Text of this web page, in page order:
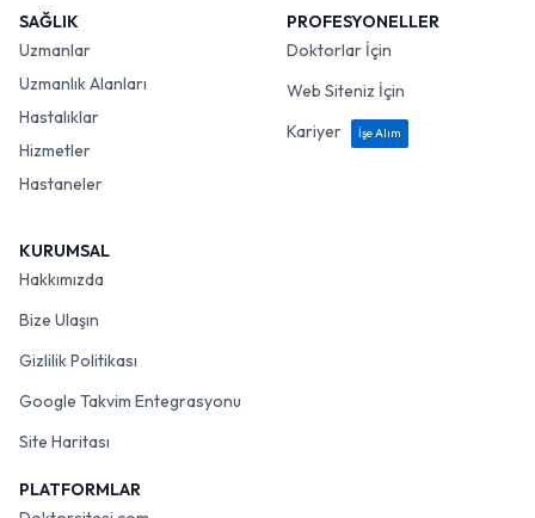
SAĞLIK
Uzmanlar
Uzmanlık Alanları
Hastalıklar
Hizmetler
Hastaneler
PROFESYONELLER
Doktorlar İçin
Web Siteniz İçin
Kariyer
İşe Alım
KURUMSAL
Hakkımızda
Bize Ulaşın
Gizlilik Politikası
Google Takvim Entegrasyonu
Site Haritası
PLATFORMLAR